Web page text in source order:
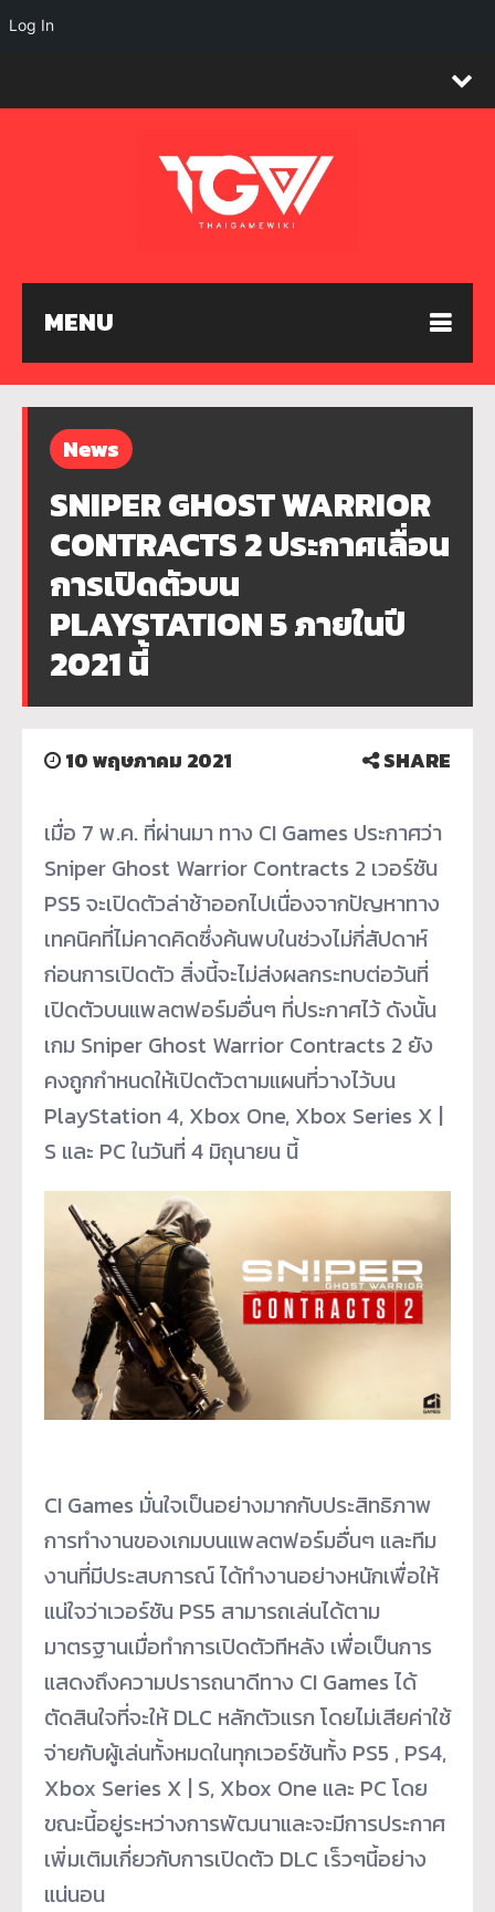
MENU
News
SNIPER GHOST WARRIOR
CONTRACTS 2 ประกาศเลื่อน
การเปิดตัวบน
PLAYSTATION 5 ภายในปี
2021 นี้
10 พฤษภาคม 2021 SHARE
เมื่อ 7 พ.ค. ที่ผ่านมา ทาง CI Games ประกาศว่า
Sniper Ghost Warrior Contracts 2 เวอร์ชัน
PS5 จะเปิดตัวล่าช้าออกไปเนื่องจากปัญหาทาง
เทคนิคที่ไม่คาดคิดซึ่งค้นพบในช่วงไม่กี่สัปดาห์
ก่อนการเปิดตัว สิ่งนี้จะไม่ส่งผลกระทบต่อวันที่
เปิดตัวบนแพลตฟอร์มอื่นๆ ที่ประกาศไว้ ดังนั้น
เกม Sniper Ghost Warrior Contracts 2 ยัง
คงถูกกำหนดให้เปิดตัวตามแผนที่วางไว้บน
PlayStation 4, Xbox One, Xbox Series X |
S และ PC ในวันที่ 4 มิถุนายน นี้
CI Games มั่นใจเป็นอย่างมากกับประสิทธิภาพ
การทำงานของเกมบนแพลตฟอร์มอื่นๆ และทีม
งานที่มีประสบการณ์ ได้ทำงานอย่างหนักเพื่อให้
แน่ใจว่าเวอร์ชัน PS5 สามารถเล่นได้ตาม
มาตรฐานเมื่อทำการเปิดตัวทีหลัง เพื่อเป็นการ
แสดงถึงความปรารถนาดีทาง CI Games ได้
ตัดสินใจที่จะให้ DLC หลักตัวแรก โดยไม่เสียค่าใช้
จ่ายกับผู้เล่นทั้งหมดในทุกเวอร์ชันทั้ง PS5 , PS4,
Xbox Series X | S, Xbox One และ PC โดย
ขณะนี้อยู่ระหว่างการพัฒนาและจะมีการประกาศ
เพิ่มเติมเกี่ยวกับการเปิดตัว DLC เร็วๆนี้อย่าง
แน่นอน
Log In